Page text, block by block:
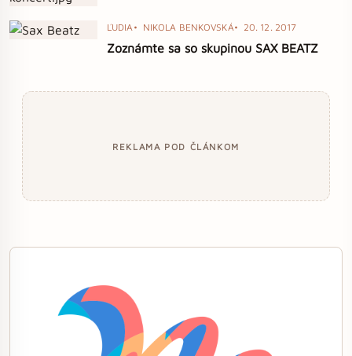
ĽUDIA NIKOLA BENKOVSKÁ 20. 12. 2017
Zoznámte sa so skupinou SAX BEATZ
REKLAMA POD ČLÁNKOM